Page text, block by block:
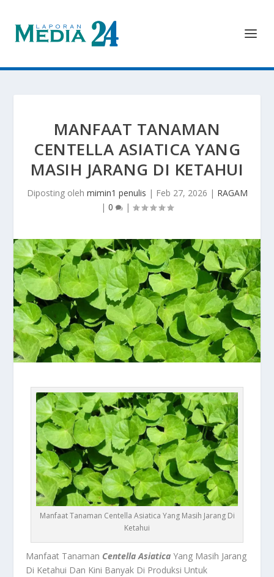
MANFAAT TANAMAN
CENTELLA ASIATICA YANG
MASIH JARANG DI KETAHUI
Diposting oleh mimin1 penulis | Feb 27, 2026 | RAGAM
| 0 |
Manfaat Tanaman Centella Asiatica Yang Masih Jarang Di
Ketahui
Manfaat Tanaman Centella Asiatica Yang Masih Jarang
Di Ketahui Dan Kini Banyak Di Produksi Untuk